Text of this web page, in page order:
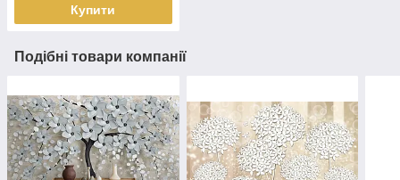
Купити
Подібні товари компанії